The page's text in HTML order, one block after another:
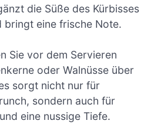
die Süße des Kürbisses
bringt eine frische Note.
Sie vor dem Servieren
oder Walnüsse über
sorgt nicht nur für
sondern auch für
eine nussige Tiefe.